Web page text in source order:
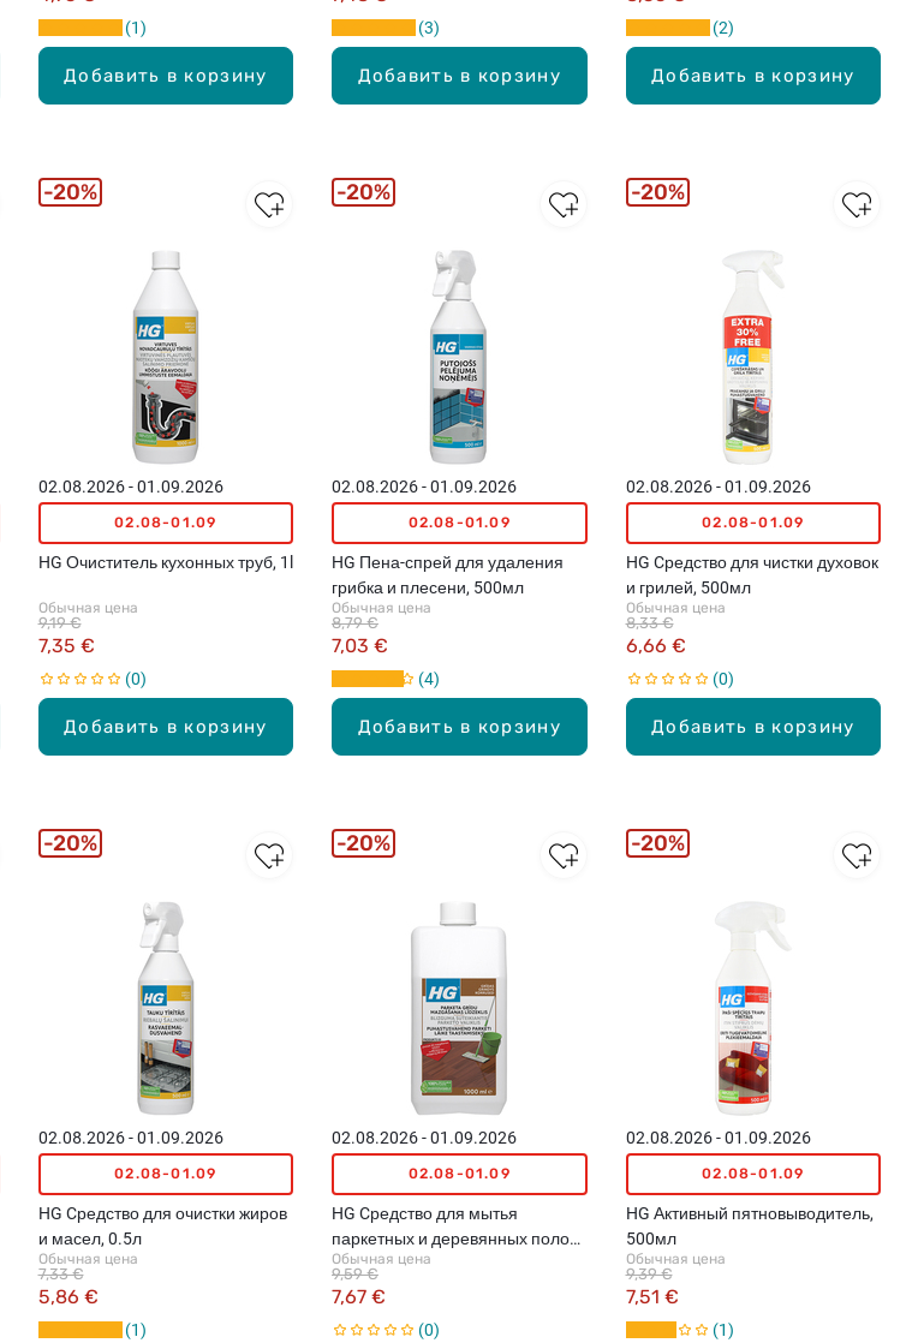
Добавить в корзину
1
Добавить в корзину
3
Добавить в корзину
2
Добавить в корзину
02.08.2026 - 01.09.2026
02.08-01.09
HG Очиститель кухонных труб, 1l
Обычная цена
7,35 €
9,19 €
0
20%
Добавить в корзину
02.08.2026 - 01.09.2026
02.08-01.09
HG Пена-спрей для удаления
грибка и плесени, 500мл
Обычная цена
7,03 €
8,79 €
4
20%
Добавить в корзину
02.08.2026 - 01.09.2026
02.08-01.09
HG Cредство для чистки духовок
и грилей, 500мл
Обычная цена
6,66 €
8,33 €
0
20%
02.08.2026 - 01.09.2026
02.08-01.09
HG Cредство для очистки жиров
и масел, 0.5л
Обычная цена
5,86 €
7,33 €
1
20%
02.08.2026 - 01.09.2026
02.08-01.09
HG Cредство для мытья
паркетных и деревянных полов,
1л
Обычная цена
7,67 €
9,59 €
0
20%
02.08.2026 - 01.09.2026
02.08-01.09
HG Активный пятновыводитель,
500мл
Обычная цена
7,51 €
9,39 €
1
20%